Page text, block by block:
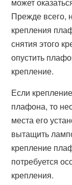
Прежде всего,
крепления
снятия этого
опустить
крепление.
Если
плафона, то
места его
вытащить
крепление
потребуется
крепления.